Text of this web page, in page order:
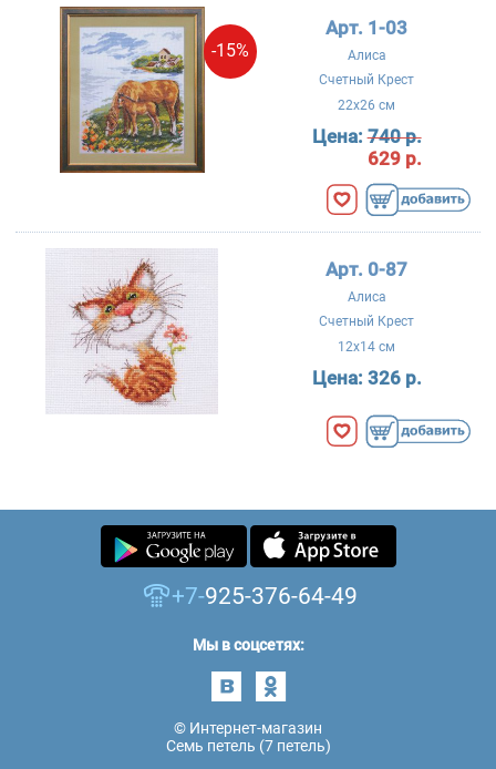
-15%
Арт. 1-03
Алиса
Счетный Крест
22x26 см
Цена:740 р.
629 р.
Арт. 0-87
Алиса
Счетный Крест
12x14 см
Цена: 326 р.
+7-925-376-64-49
Мы в соцсетях:
© Интернет-магазин
Семь петель (7 петель)